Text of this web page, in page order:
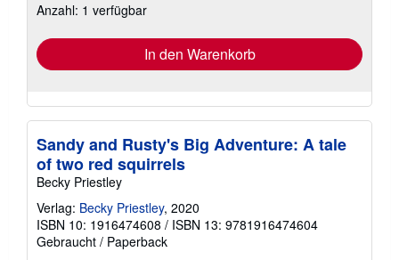
Anzahl: 1 verfügbar
In den Warenkorb
Sandy and Rusty's Big Adventure: A tale
of two red squirrels
Becky Priestley
Verlag: Becky Priestley, 2020
ISBN 10: 1916474608 / ISBN 13: 9781916474604
Gebraucht / Paperback